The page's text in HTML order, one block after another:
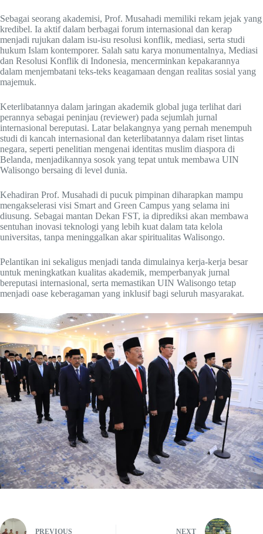
Sebagai seorang akademisi, Prof. Musahadi memiliki rekam jejak yang
kredibel. Ia aktif dalam berbagai forum internasional dan kerap
menjadi rujukan dalam isu-isu resolusi konflik, mediasi, serta studi
hukum Islam kontemporer. Salah satu karya monumentalnya, Mediasi
dan Resolusi Konflik di Indonesia, mencerminkan kepakarannya
dalam menjembatani teks-teks keagamaan dengan realitas sosial yang
majemuk.
Keterlibatannya dalam jaringan akademik global juga terlihat dari
perannya sebagai peninjau (reviewer) pada sejumlah jurnal
internasional bereputasi. Latar belakangnya yang pernah menempuh
studi di kancah internasional dan keterlibatannya dalam riset lintas
negara, seperti penelitian mengenai identitas muslim diaspora di
Belanda, menjadikannya sosok yang tepat untuk membawa UIN
Walisongo bersaing di level dunia.
Kehadiran Prof. Musahadi di pucuk pimpinan diharapkan mampu
mengakselerasi visi Smart and Green Campus yang selama ini
diusung. Sebagai mantan Dekan FST, ia diprediksi akan membawa
sentuhan inovasi teknologi yang lebih kuat dalam tata kelola
universitas, tanpa meninggalkan akar spiritualitas Walisongo.
Pelantikan ini sekaligus menjadi tanda dimulainya kerja-kerja besar
untuk meningkatkan kualitas akademik, memperbanyak jurnal
bereputasi internasional, serta memastikan UIN Walisongo tetap
menjadi oase keberagaman yang inklusif bagi seluruh masyarakat.
PREVIOUS NEXT